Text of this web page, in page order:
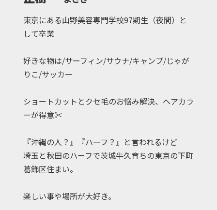
東京にある山野美容専門学校97期生（夜間）と
して卒業
好きな物は/サーフィン/サウナ/キャンプ/じゃが
りこ/サッカー
ショートカットとクセ毛のお悩み解決、ヘアカラ
ーが得意✂︎
『沖縄の人？』『ハーフ？』と言われるけど
埼玉と秋田のハーフで茨城牛久育ちの東京の下町
葛飾区住まい。
楽しい事や場所が大好き。